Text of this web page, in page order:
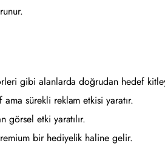
gibi alanlarda doğrudan hedef
ama sürekli reklam etkisi yaratır.
görsel etki yaratılır.
bir hediyelik haline gelir.